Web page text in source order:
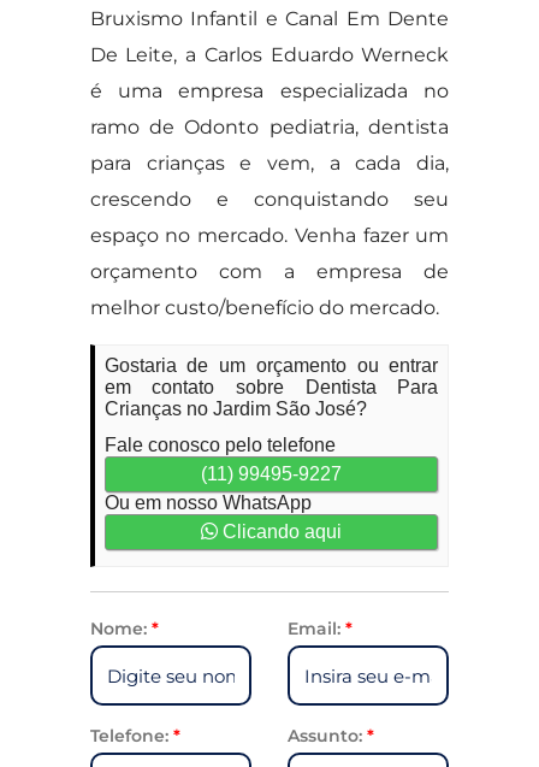
Bruxismo Infantil e Canal Em Dente
De Leite, a Carlos Eduardo Werneck
é uma empresa especializada no
ramo de Odonto pediatria, dentista
para crianças e vem, a cada dia,
crescendo e conquistando seu
espaço no mercado. Venha fazer um
orçamento com a empresa de
melhor custo/benefício do mercado.
Gostaria de um orçamento ou entrar
em contato sobre Dentista Para
Crianças no Jardim São José?
Fale conosco pelo telefone
(11) 99495-9227
Ou em nosso WhatsApp
Clicando aqui
Nome: * Email: *
Telefone: * Assunto: *